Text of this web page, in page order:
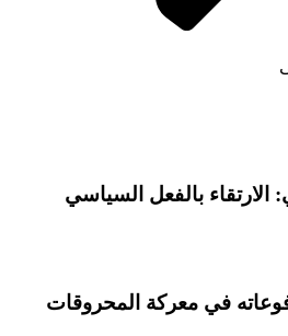
بالفعل السياسي
في معركة المحروقات